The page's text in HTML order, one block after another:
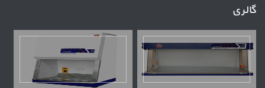
گالری